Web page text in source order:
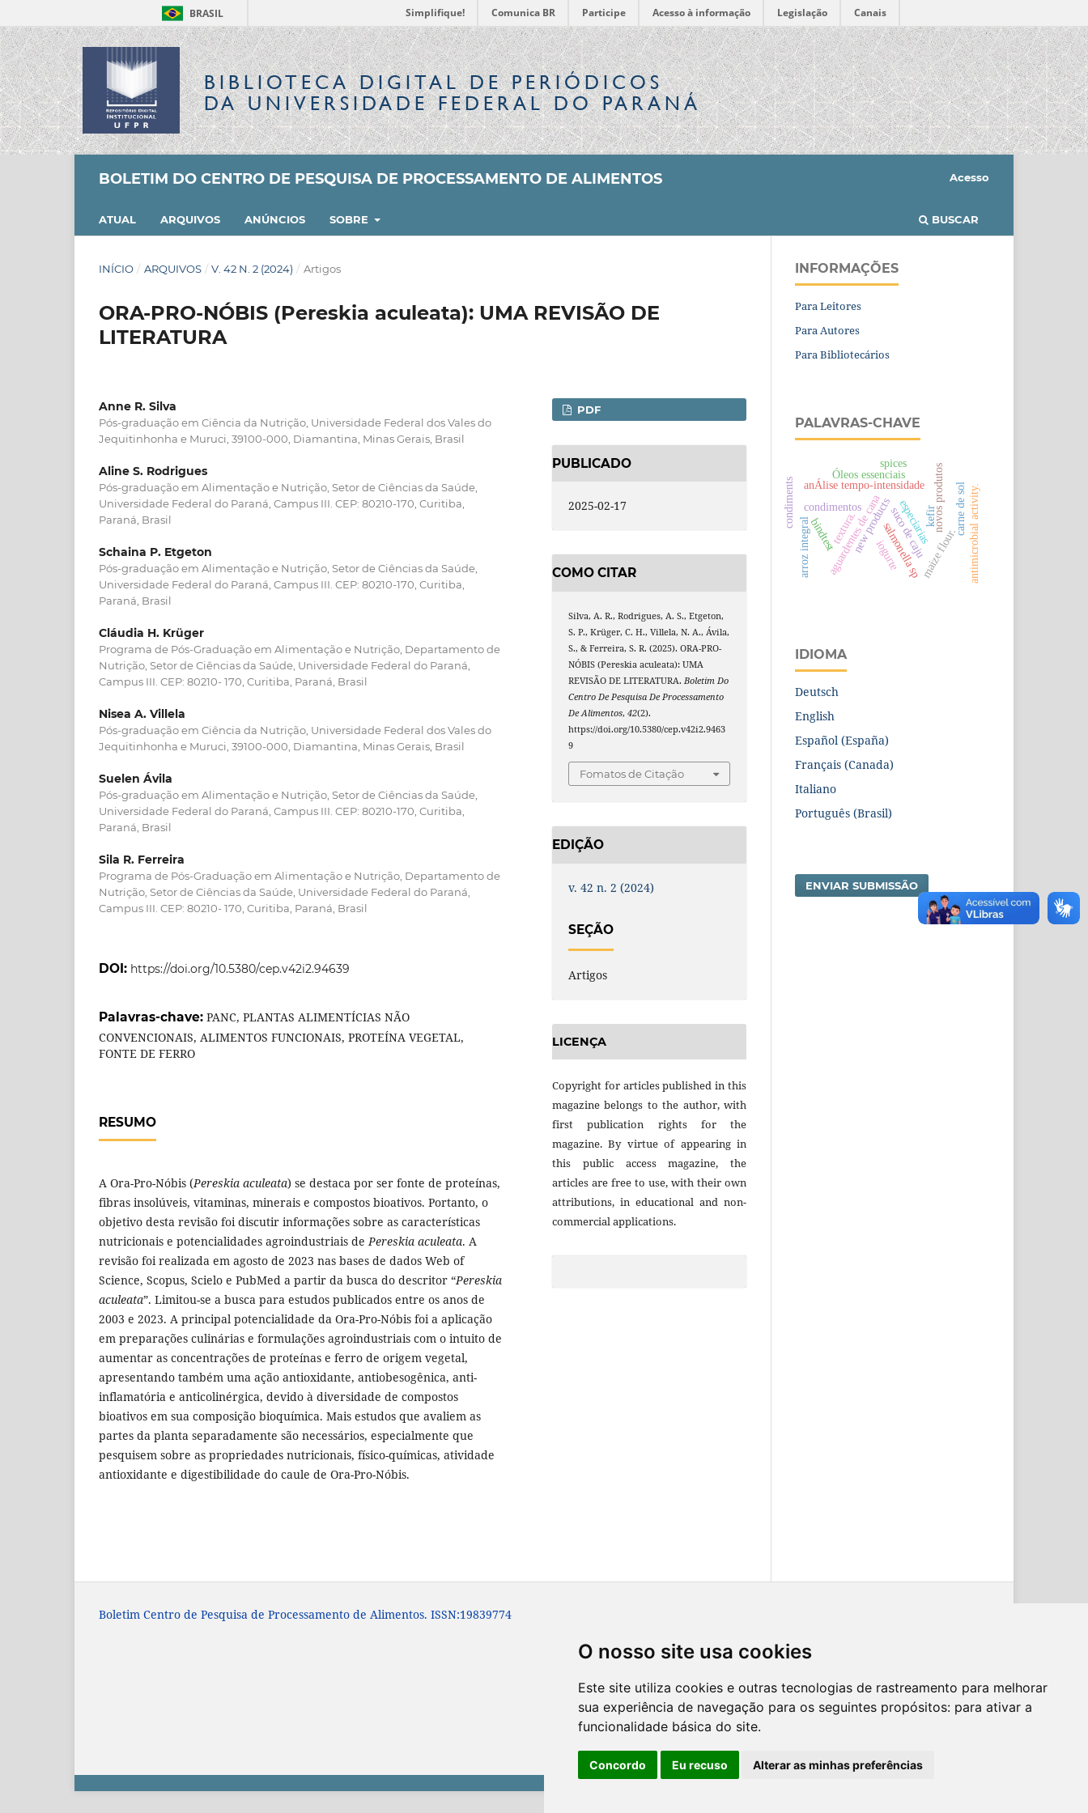
O nosso site usa cookies
Este site utiliza cookies e outras tecnologias de rastreamento para melhorar
sua experiência de navegação para os seguintes propósitos: para ativar a
funcionalidade básica do site.
Concordo Eu recuso Alterar as minhas preferências
BRASIL Simplifique! Comunica BR Participe Acesso à informação Legislação Canais
BIBLIOTECA DIGITALDE PERIÓDICOS
DA UNIVERSIDADE FEDERAL DO PARANÁ
BOLETIM DO CENTRO DE PESQUISA DE PROCESSAMENTO DE ALIMENTOS
ATUAL ARQUIVOS ANÚNCIOS SOBRE BUSCAR
Acesso
INÍCIO / ARQUIVOS / V. 42 N. 2 (2024) / Artigos
ORA-PRO-NÓBIS (Pereskia aculeata): UMA REVISÃO DE
LITERATURA
Anne R. Silva
Pós-graduação em Ciência da Nutrição, Universidade Federal dos Vales do
Jequitinhonha e Muruci, 39100-000, Diamantina, Minas Gerais, Brasil
Aline S. Rodrigues
Pós-graduação em Alimentação e Nutrição, Setor de Ciências da Saúde,
Universidade Federal do Paraná, Campus III. CEP: 80210-170, Curitiba,
Paraná, Brasil
Schaina P. Etgeton
Pós-graduação em Alimentação e Nutrição, Setor de Ciências da Saúde,
Universidade Federal do Paraná, Campus III. CEP: 80210-170, Curitiba,
Paraná, Brasil
Cláudia H. Krüger
Programa de Pós-Graduação em Alimentação e Nutrição, Departamento de
Nutrição, Setor de Ciências da Saúde, Universidade Federal do Paraná,
Campus III. CEP: 80210- 170, Curitiba, Paraná, Brasil
Nisea A. Villela
Pós-graduação em Ciência da Nutrição, Universidade Federal dos Vales do
Jequitinhonha e Muruci, 39100-000, Diamantina, Minas Gerais, Brasil
Suelen Ávila
Pós-graduação em Alimentação e Nutrição, Setor de Ciências da Saúde,
Universidade Federal do Paraná, Campus III. CEP: 80210-170, Curitiba,
Paraná, Brasil
Sila R. Ferreira
Programa de Pós-Graduação em Alimentação e Nutrição, Departamento de
Nutrição, Setor de Ciências da Saúde, Universidade Federal do Paraná,
Campus III. CEP: 80210- 170, Curitiba, Paraná, Brasil
DOI: https://doi.org/10.5380/cep.v42i2.94639
Palavras-chave: PANC, PLANTAS ALIMENTÍCIAS NÃO
CONVENCIONAIS, ALIMENTOS FUNCIONAIS, PROTEÍNA VEGETAL,
FONTE DE FERRO
RESUMO
A Ora-Pro-Nóbis (Pereskia aculeata) se destaca por ser fonte de proteínas,
fibras insolúveis, vitaminas, minerais e compostos bioativos. Portanto, o
objetivo desta revisão foi discutir informações sobre as características
nutricionais e potencialidades agroindustriais dePereskia aculeata. A
revisão foi realizada em agosto de 2023 nas bases de dados Web of
Science, Scopus, Scielo e PubMed a partir da busca do descritor “Pereskia
aculeata”. Limitou-se a busca para estudos publicados entre os anos de
2003 e 2023. A principal potencialidade da Ora-Pro-Nóbis foi a aplicação
em preparações culinárias e formulações agroindustriais com o intuito de
aumentar as concentrações de proteínas e ferro de origem vegetal,
apresentando também uma ação antioxidante, antiobesogênica, anti-
inflamatória e anticolinérgica, devido à diversidade de compostos
bioativos em sua composição bioquímica. Mais estudos que avaliem as
partes da planta separadamente são necessários, especialmente que
pesquisem sobre as propriedades nutricionais, físico-químicas, atividade
antioxidante e digestibilidade do caule de Ora-Pro-Nóbis.
PDF
PUBLICADO
2025-02-17
COMO CITAR
Silva, A. R., Rodrigues, A. S., Etgeton,
S. P., Krüger, C. H., Villela, N. A., Ávila,
S., & Ferreira, S. R. (2025). ORA-PRO-
NÓBIS (Pereskia aculeata): UMA
REVISÃO DE LITERATURA. Boletim Do
Centro De Pesquisa De Processamento
De Alimentos,42(2).
https://doi.org/10.5380/cep.v42i2.9463
9
Fomatos de Citação
EDIÇÃO
v. 42 n. 2 (2024)
SEÇÃO
Artigos
LICENÇA
Copyright for articles published in this
magazine belongs to the author, with
first publication rights for the
magazine. By virtue of appearing in
this public access magazine, the
articles are free to use, with their own
attributions, in educational and non-
commercial applications.
INFORMAÇÕES
Para Leitores
Para Autores
Para Bibliotecários
PALAVRAS-CHAVE
kefir
suco de caju
new products
aguardentes de cana
anÁlise tempo-intensidade novos produtos
maize flour.
carne de sol
Óleos essenciais
condimentos especiarias
condiments
spices
antimicrobial activity.
salmonella sp
bindtest
arroz integral textura.
iogurte
IDIOMA
Deutsch
English
Español (España)
Français (Canada)
Italiano
Português (Brasil)
ENVIAR SUBMISSÃO
Boletim Centro de Pesquisa de Processamento de Alimentos. ISSN:19839774